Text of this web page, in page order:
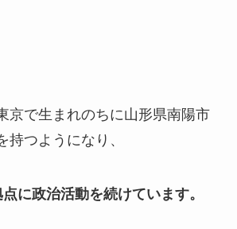
京で生まれのちに山形県南陽市
持つようになり、
に政治活動を続けています。